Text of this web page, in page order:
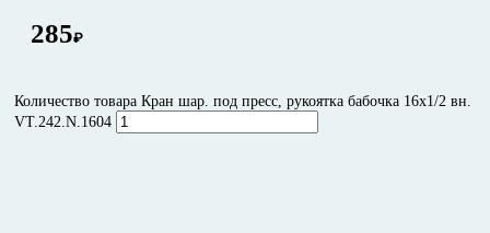
285₽
Количество товара Кран шар. под пресс, рукоятка бабочка 16х1/2 вн.
VT.242.N.1604